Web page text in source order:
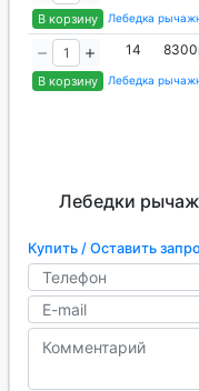
В корзину Лебедка
В корзину
14
Лебедка
Лебедки
Купить / Оставить